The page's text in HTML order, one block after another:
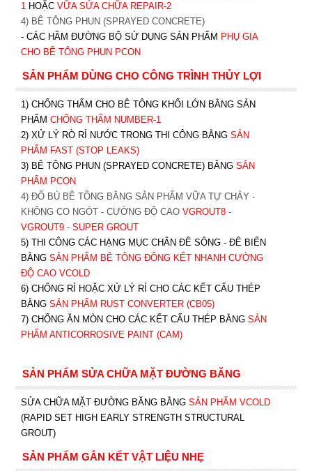
1 HOẶC VỮA SỬA CHỮA REPAIR-2
4) BÊ TÔNG PHUN (SPRAYED CONCRETE)
- CÁC HẦM ĐƯỜNG BỘ SỬ DỤNG SẢN PHẨM PHỤ GIA
CHO BÊ TÔNG PHUN PCON
SẢN PHẨM DÙNG CHO CÔNG TRÌNH THỦY LỢI
1) CHỐNG THẤM CHO BÊ TÔNG KHỐI LỚN BẰNG SẢN
PHẨM CHỐNG THẤM NUMBER-1
2) XỬ LÝ RÒ RỈ NƯỚC TRONG THI CÔNG BẰNG SẢN
PHẨM FAST (STOP LEAKS)
3) BÊ TÔNG PHUN (SPRAYED CONCRETE) BẰNG SẢN
PHẨM PCON
4) ĐỔ BÙ BÊ TÔNG BẰNG SẢN PHẨM VỮA TỰ CHẢY -
KHÔNG CO NGÓT - CƯỜNG ĐỘ CAO VGROUT8-
VGROUT9- SUPER GROUT
5) THI CÔNG CÁC HẠNG MỤC CHÂN ĐÊ SÔNG - ĐÊ BIỂN
BẰNG SẢN PHẨM BÊ TÔNG ĐÔNG KẾT NHANH CƯỜNG
ĐỘ CAO VCOLD
6) CHỐNG RỈ HOẶC XỬ LÝ RỈ CHO CÁC KẾT CẤU THÉP
BẰNG SẢN PHẨM RUST CONVERTER (CB05)
7) CHỐNG ĂN MÒN CHO CÁC KẾT CẤU THÉP BẰNG SẢN
PHẨM ANTICORROSIVE PAINT (CAM)
SẢN PHẨM SỬA CHỮA MẶT ĐƯỜNG BĂNG
SỬA CHỮA MẶT ĐƯỜNG BĂNG BẰNG SẢN PHẨM VCOLD
(RAPID SET HIGH EARLY STRENGTH STRUCTURAL
GROUT)
SẢN PHẨM GẮN KẾT VẬT LIỆU NHẸ